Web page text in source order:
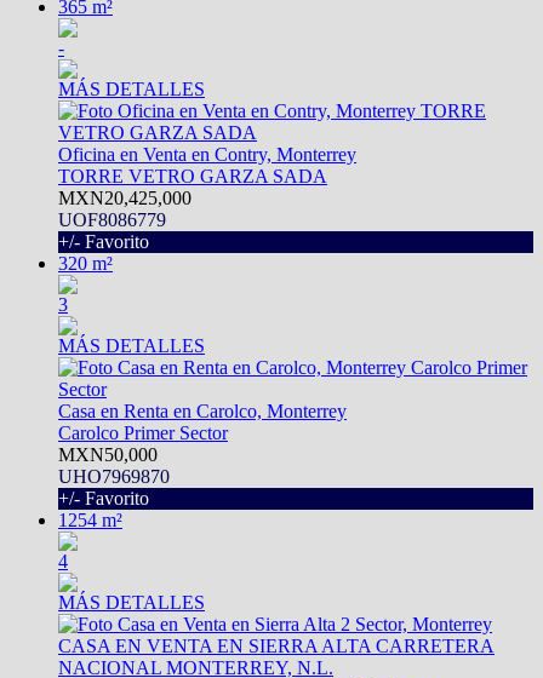
365 m²
-
MÁS DETALLES
Oficina en Venta en Contry, Monterrey
TORRE VETRO GARZA SADA
MXN20,425,000
UOF8086779
+/- Favorito
320 m²
3
MÁS DETALLES
Casa en Renta en Carolco, Monterrey
Carolco Primer Sector
MXN50,000
UHO7969870
+/- Favorito
1254 m²
4
MÁS DETALLES